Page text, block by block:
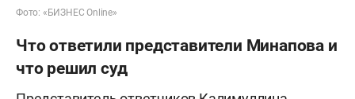
Фото: «БИЗНЕС Online»
Что ответили представители Минапова и
что решил суд